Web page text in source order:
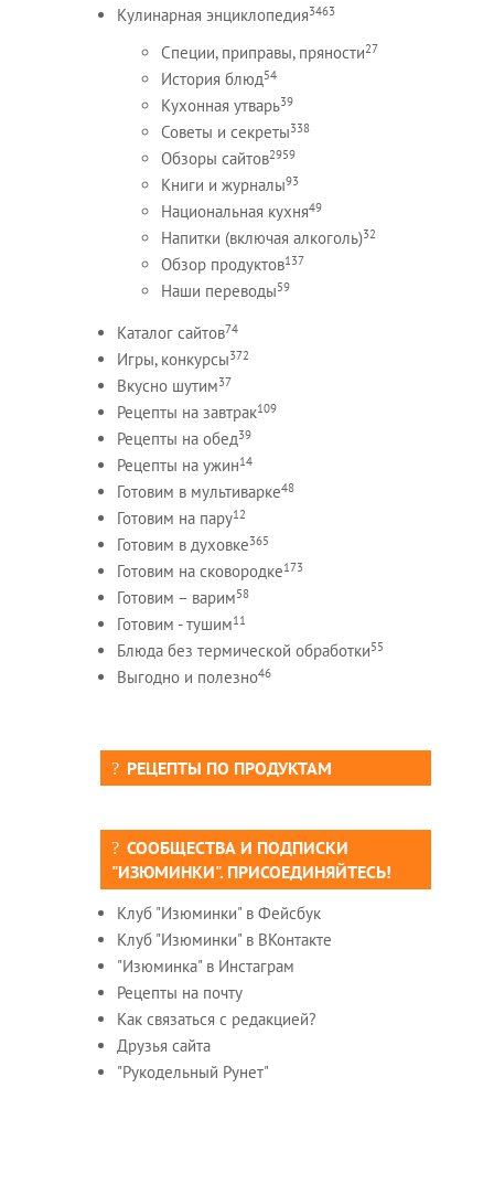
Кулинарная энциклопедия3463
Специи, приправы, пряности27
История блюд54
Кухонная утварь39
Советы и секреты338
Обзоры сайтов2959
Книги и журналы93
Национальная кухня49
Напитки (включая алкоголь)32
Обзор продуктов137
Наши переводы59
Каталог сайтов74
Игры, конкурсы372
Вкусно шутим37
Рецепты на завтрак109
Рецепты на обед39
Рецепты на ужин14
Готовим в мультиварке48
Готовим на пару12
Готовим в духовке365
Готовим на сковородке173
Готовим – варим58
Готовим - тушим11
Блюда без термической обработки55
Выгодно и полезно46
РЕЦЕПТЫ ПО ПРОДУКТАМ
СООБЩЕСТВА И ПОДПИСКИ
"ИЗЮМИНКИ". ПРИСОЕДИНЯЙТЕСЬ!
Клуб "Изюминки" в Фейсбук
Клуб "Изюминки" в ВКонтакте
"Изюминка" в Инстаграм
Рецепты на почту
Как связаться с редакцией?
Друзья сайта
"Рукодельный Рунет"